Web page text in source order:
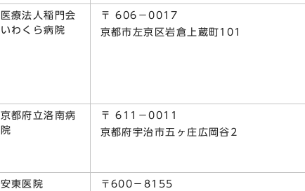
医療法人稲門会
いわくら病院
〒 606－0017
京都市左京区岩倉上蔵町101
京都府立洛南病
院
〒 611－0011
京都府宇治市五ヶ庄広岡谷2
安東医院
〒600－8155